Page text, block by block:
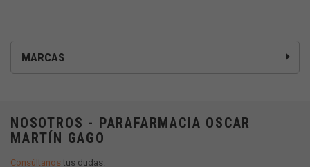
MARCAS
NOSOTROS - PARAFARMACIA OSCAR
MARTÍN GAGO
Consúltanostus dudas.